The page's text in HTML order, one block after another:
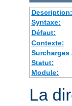
Description:
Syntaxe:
Défaut:
Contexte:
Surcharges
Statut:
Module:
La